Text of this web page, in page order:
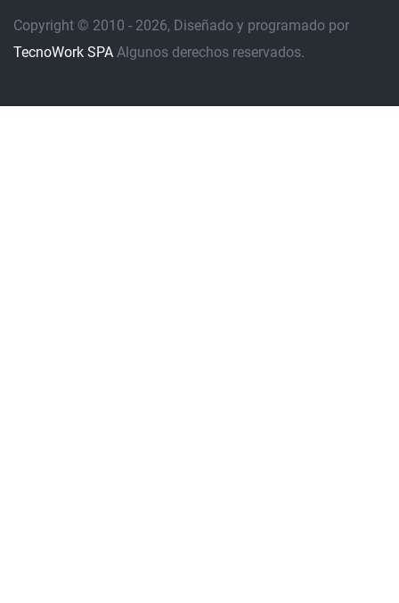
Copyright © 2010 - 2026, Diseñado y programado por
TecnoWork SPA Algunos derechos reservados.